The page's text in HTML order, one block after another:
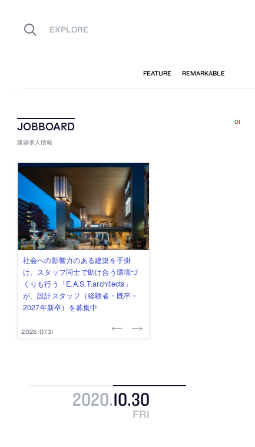
建築求人情報
古民家を軸に全国で“価値循環の仕組
み”を作り、リモートワーク主体の働
き方を実践する「株式会社つぎと」
が、設計スタッフ（経験者・既卒）
を募集中
2026.08.03
リノベる株式会社が、設計パートナ
ー (業務委託) を募集中
2026.08.03
社会への影響力のある建築を手掛
け、スタッフ同士で助け合う環境づ
くりも行う「E.A.S.T.architects」
が、設計スタッフ（経験者・既卒・
2027年新卒）を募集中
2026.07.31
代官山を拠点に活動する「梅澤竜也 /
ALA INC.」が、設計スタッフ・アル
バイト・事務職を募集中
2026.07.30
住宅や共同住宅などを手掛け、“合理
的でシンプルなデザイン”を志向する
「PANDA：山本浩三建築設計事務
所」が、設計スタッフ（経験者・既
卒・2027年新卒）を募集中
2026.07.29
2020.10.30
FRI